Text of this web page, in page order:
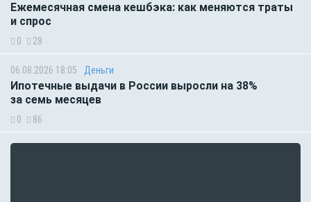
Ежемесячная смена кешбэка: как меняются траты
и спрос
0 28
06.08.2026 18:05 Деньги
Ипотечные выдачи в России выросли на 38%
за семь месяцев
0 86